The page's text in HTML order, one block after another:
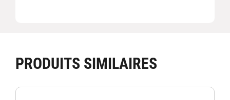
PRODUITS SIMILAIRES